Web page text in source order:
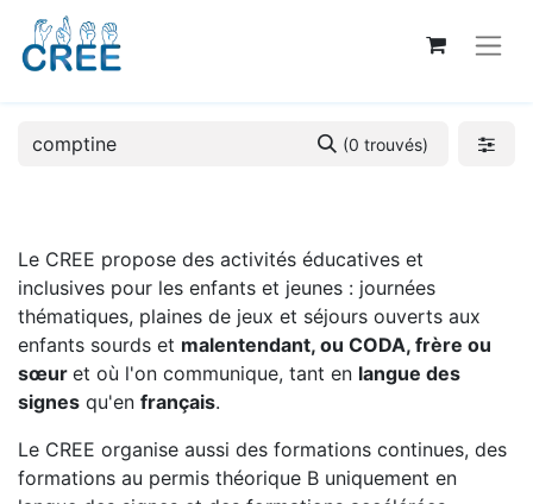
(0 trouvés)
Le CREE propose des activités éducatives et
inclusives pour les enfants et jeunes : journées
thématiques, plaines de jeux et séjours ouverts aux
enfants sourds et malentendant, ou CODA, frère ou
sœur et où l'on communique, tant en langue des
signes qu'en français.
Le CREE organise aussi des formations continues, des
formations au permis théorique B uniquement en